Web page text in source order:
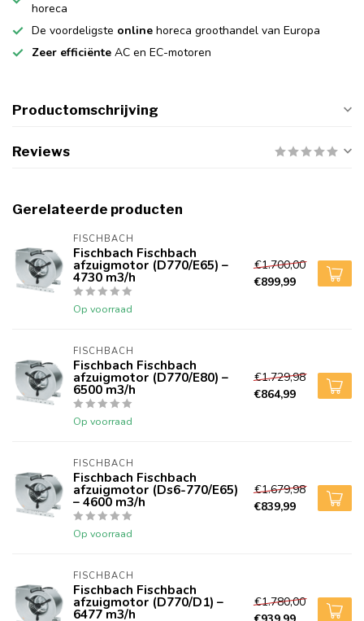
horeca
De voordeligste online horeca groothandel van Europa
Zeer efficiënte AC en EC-motoren
Productomschrijving
Reviews
Gerelateerde producten
FISCHBACH
Fischbach Fischbach
afzuigmotor (D770/E65) –
4730 m3/h
Op voorraad
€1.700,00
€899,99
FISCHBACH
Fischbach Fischbach
afzuigmotor (D770/E80) –
6500 m3/h
Op voorraad
€1.729,98
€864,99
FISCHBACH
Fischbach Fischbach
afzuigmotor (Ds6-770/E65)
– 4600 m3/h
Op voorraad
€1.679,98
€839,99
FISCHBACH
Fischbach Fischbach
afzuigmotor (D770/D1) –
6477 m3/h
€1.780,00